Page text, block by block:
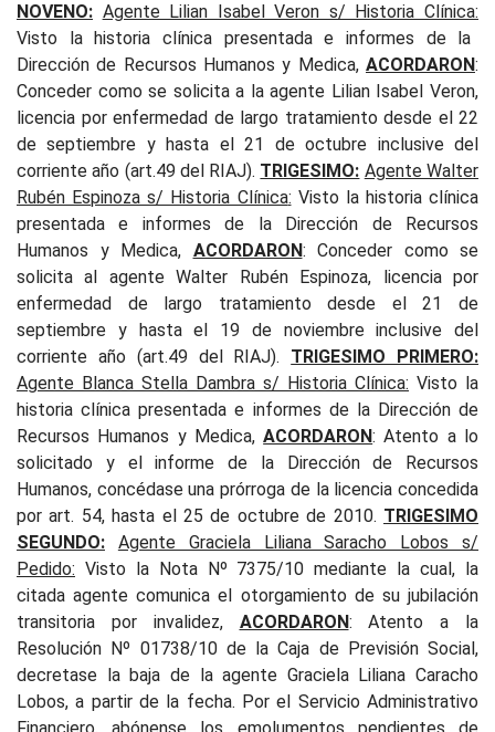
NOVENO: Agente Lilian Isabel Veron s/ Historia Clínica:
Visto la historia clínica presentada e informes de la
Dirección de Recursos Humanos y Medica, ACORDARON:
Conceder como se solicita a la agente Lilian Isabel Veron,
licencia por enfermedad de largo tratamiento desde el 22
de septiembre y hasta el 21 de octubre inclusive del
corriente año (art.49 del RIAJ). TRIGESIMO: Agente Walter
Rubén Espinoza s/ Historia Clínica: Visto la historia clínica
presentada e informes de la Dirección de Recursos
Humanos y Medica, ACORDARON: Conceder como se
solicita al agente Walter Rubén Espinoza, licencia por
enfermedad de largo tratamiento desde el 21 de
septiembre y hasta el 19 de noviembre inclusive del
corriente año (art.49 del RIAJ). TRIGESIMO PRIMERO:
Agente Blanca Stella Dambra s/ Historia Clínica: Visto la
historia clínica presentada e informes de la Dirección de
Recursos Humanos y Medica,ACORDARON: Atento a lo
solicitado y el informe de la Dirección de Recursos
Humanos, concédase una prórroga de la licencia concedida
por art. 54, hasta el 25 de octubre de 2010. TRIGESIMO
SEGUNDO:
Agente Graciela Liliana Saracho Lobos s/
Pedido: Visto la Nota Nº 7375/10 mediante la cual, la
citada agente comunica el otorgamiento de su jubilación
transitoria por invalidez, ACORDARON: Atento a la
Resolución Nº 01738/10 de la Caja de Previsión Social,
decretase la baja de la agente Graciela Liliana Caracho
Lobos, a partir de la fecha. Por el Servicio Administrativo